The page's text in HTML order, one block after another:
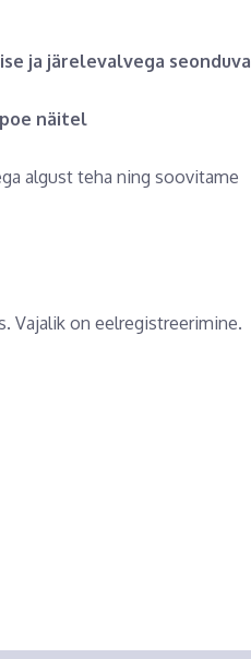
ja järelevalvega seonduva
näitel
algust teha ning soovitame
Vajalik on eelregistreerimine.